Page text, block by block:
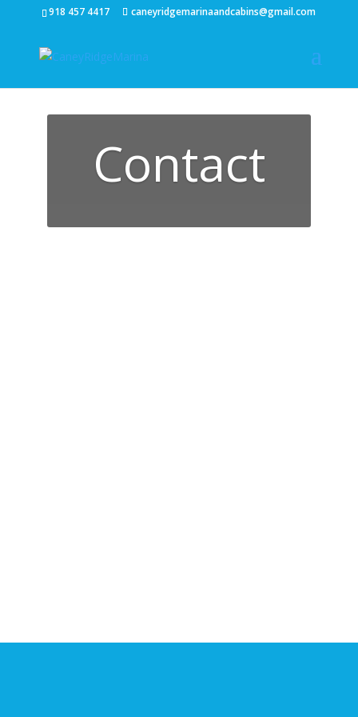
918 457 4417 caneyridgemarinaandcabins@gmail.com
Contact